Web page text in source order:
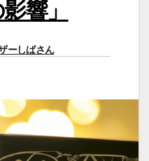
響」
ーしばさん